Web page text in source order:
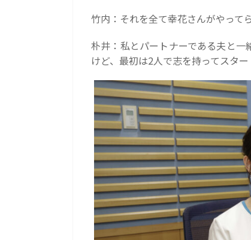
竹内：それを全て幸花さんがやって
朴井：私とパートナーである夫と一
けど、最初は2人で志を持ってスター